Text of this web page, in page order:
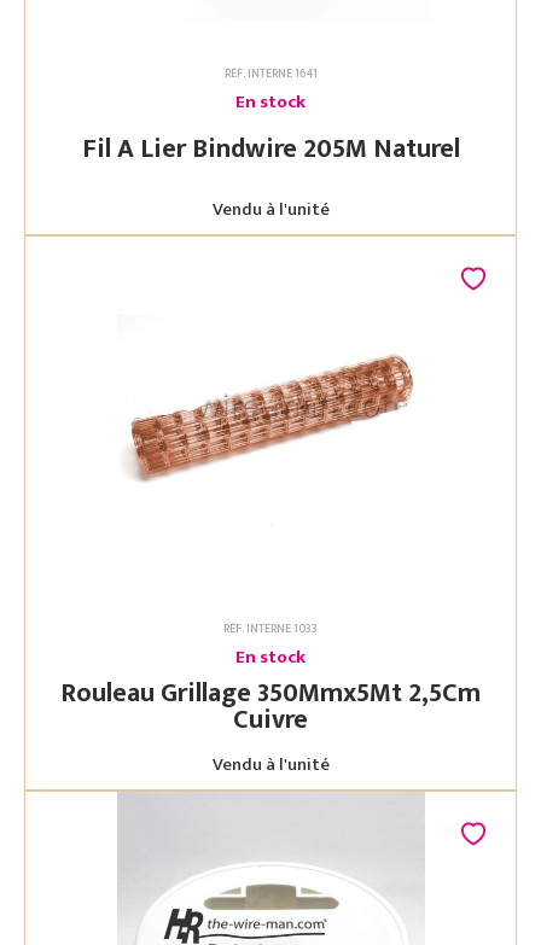
RÉF. INTERNE 1641
En stock
Fil A Lier Bindwire 205M Naturel
Vendu à l'unité
RÉF. INTERNE 1033
En stock
Rouleau Grillage 350Mmx5Mt 2,5Cm
Cuivre
Vendu à l'unité